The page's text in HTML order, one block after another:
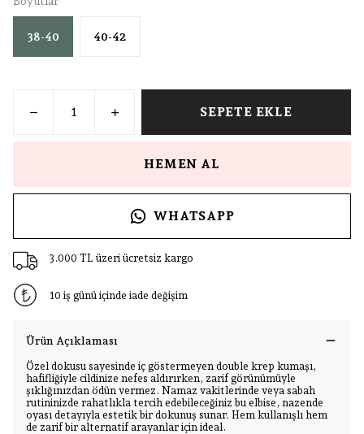
38-40 40-42
SEPETE EKLE
HEMEN AL
WHATSAPP
3.000 TL üzeri ücretsiz kargo
10 iş günü içinde iade değişim
Ürün Açıklaması
Özel dokusu sayesinde iç göstermeyen double krep kumaşı,
hafifliğiyle cildinize nefes aldırırken, zarif görünümüyle
şıklığınızdan ödün vermez. Namaz vakitlerinde veya sabah
rutininizde rahatlıkla tercih edebileceğiniz bu elbise, nazende
oyası detayıyla estetik bir dokunuş sunar. Hem kullanışlı hem
de zarif bir alternatif arayanlar için ideal.